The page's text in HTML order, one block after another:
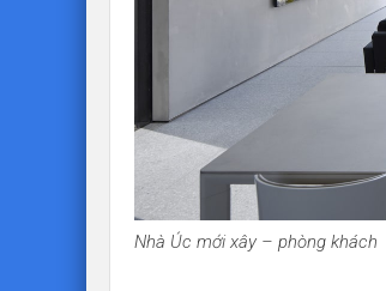
Nhà Úc mới xây – phòng khách